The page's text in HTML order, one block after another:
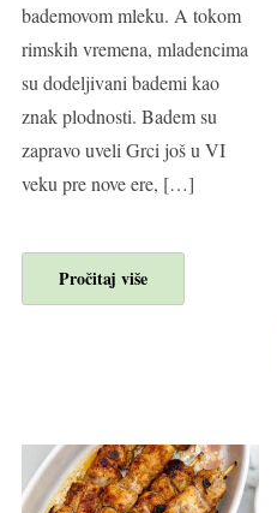
bademovom mleku. A tokom
rimskih vremena, mladencima
su dodeljivani bademi kao
znak plodnosti. Badem su
zapravo uveli Grci još u VI
veku pre nove ere, […]
Pročitaj više